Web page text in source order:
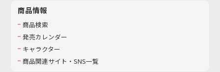
商品情報
商品検索
発売カレンダー
キャラクター
商品関連サイト・SNS一覧